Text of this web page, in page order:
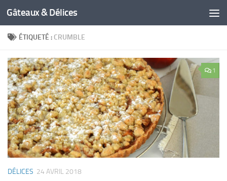
Gâteaux & Délices
ÉTIQUETÉ : CRUMBLE
1
DÉLICES 24 AVRIL 2018